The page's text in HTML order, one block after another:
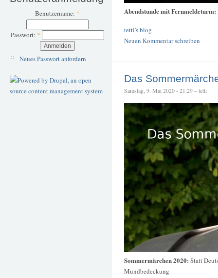
Benutzername: *
Passwort: *
Neues Passwort anfordern
Abendstunde mit Fernmeldeturm:
tetti's blog
Neuen Kommentar schreiben
Das
Samstag, 9. Mai 2020 - 21:29 – tetti
Sommermärchen 2020: Statt
Mundbedeckung